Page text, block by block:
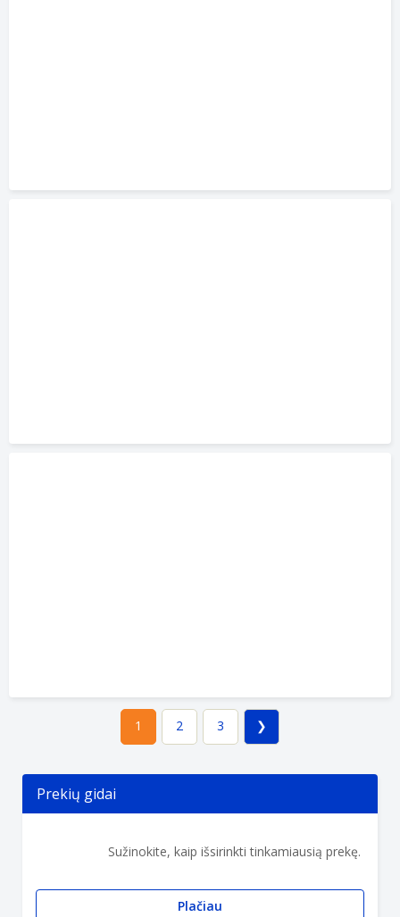
1 2 3
Prekių gidai
Sužinokite, kaip išsirinkti tinkamiausią prekę.
Plačiau